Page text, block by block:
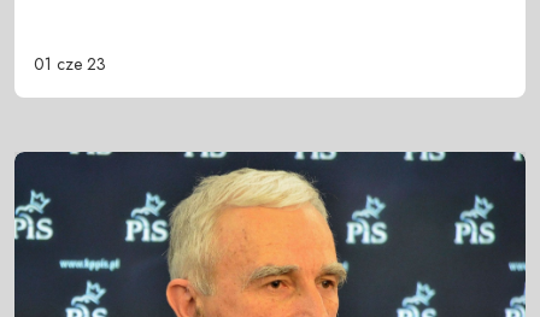
01 cze 23